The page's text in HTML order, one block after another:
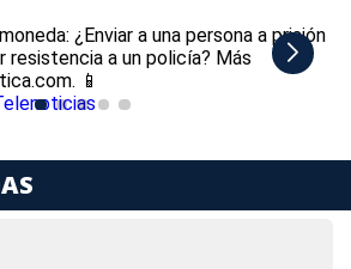
¿Enviar a una persona a prisión
resistencia a un policía? Más
📱